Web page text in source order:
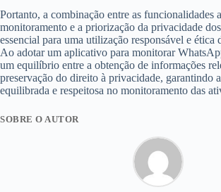
Portanto, a combinação entre as funcionalidades
monitoramento e a priorização da privacidade
essencial para uma utilização responsável e ética
Ao adotar um aplicativo para monitorar
um equilíbrio entre a obtenção de informações
preservação do direito à privacidade, garantindo
equilibrada e respeitosa no monitoramento das
SOBRE O AUTOR